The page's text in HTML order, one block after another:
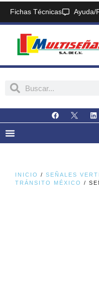
Fichas Técnicas Ayuda/
INICIO / SEÑALES
TRÁNSITO MÉXICO
/